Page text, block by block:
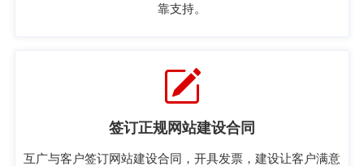
靠支持。
签订正规网站建设合同
互广与客户签订网站建设合同，开具发票，建设让客户满意